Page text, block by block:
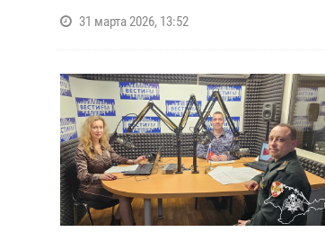
31 марта 2026, 13:52